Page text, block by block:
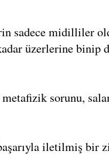
sadece midilliler
üzerlerine binip
sorunu,
iletilmiş bir